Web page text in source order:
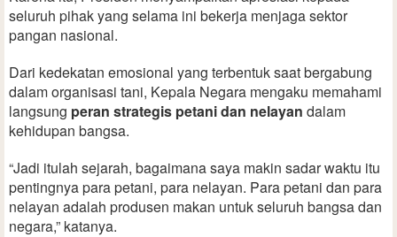
seluruh pihak yang selama ini bekerja menjaga sektor
pangan nasional.
Dari kedekatan emosional yang terbentuk saat bergabung
dalam organisasi tani, Kepala Negara mengaku memahami
langsung peran strategis petani dan nelayan dalam
kehidupan bangsa.
“Jadi itulah sejarah, bagaimana saya makin sadar waktu itu
pentingnya para petani, para nelayan. Para petani dan para
nelayan adalah produsen makan untuk seluruh bangsa dan
negara,” katanya.